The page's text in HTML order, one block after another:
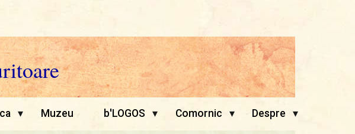
▾ Muzeu b'LOGOS ▾ Comornic ▾ Despre ▾